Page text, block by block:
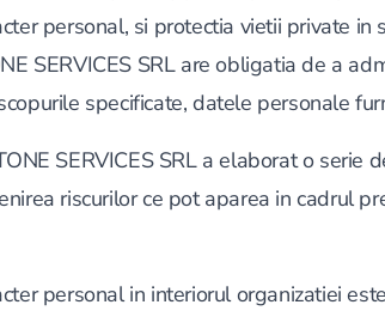
personal, si protectia vietii private in
SERVICES SRL are obligatia de a
specificate, datele personale
SERVICES SRL a elaborat o serie
riscurilor ce pot aparea in cadrul
personal in interiorul organizatiei